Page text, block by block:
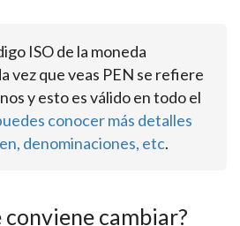
ISO de la moneda
vez que veas PEN se refiere
y esto es válido en todo el
conocer más detalles
denominaciones, etc.
conviene cambiar?